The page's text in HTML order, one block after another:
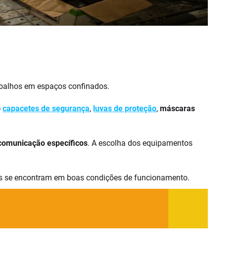
em espaços confinados.
capacetes de segurança, luvas de proteção,máscaras
específicos. A escolha dos equipamentos
encontram em boas condições de funcionamento.